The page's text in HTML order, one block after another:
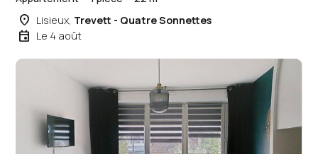
place Lisieux, Trevett - Quatre Sonnettes
event Le 4 août